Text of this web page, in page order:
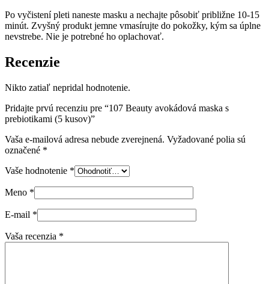
Po vyčistení pleti naneste masku a nechajte pôsobiť približne 10-15
minút. Zvyšný produkt jemne vmasírujte do pokožky, kým sa úplne
nevstrebe. Nie je potrebné ho oplachovať.
Recenzie
Nikto zatiaľ nepridal hodnotenie.
Pridajte prvú recenziu pre “107 Beauty avokádová maska s
prebiotikami (5 kusov)”
Vaša e-mailová adresa nebude zverejnená. Vyžadované polia sú
označené *
Vaše hodnotenie *
Meno *
E-mail *
Vaša recenzia *